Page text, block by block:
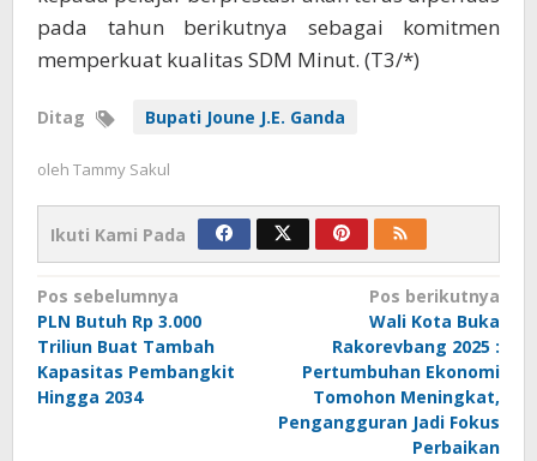
pada tahun berikutnya sebagai komitmen
memperkuat kualitas SDM Minut. (T3/*)
Ditag Bupati Joune J.E. Ganda
oleh Tammy Sakul
Ikuti Kami Pada
Navigasi
pos
Pos sebelumnya
PLN Butuh Rp 3.000
Triliun Buat Tambah
Kapasitas Pembangkit
Hingga 2034
Pos berikutnya
Wali Kota Buka
Rakorevbang 2025 :
Pertumbuhan Ekonomi
Tomohon Meningkat,
Pengangguran Jadi Fokus
Perbaikan